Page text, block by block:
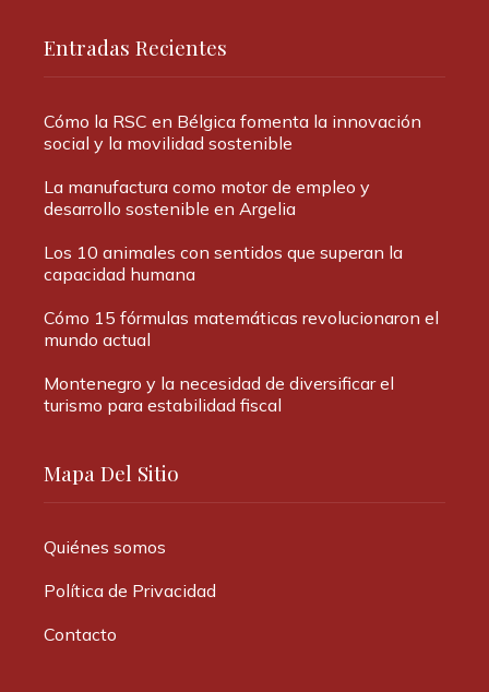
Entradas Recientes
Cómo la RSC en Bélgica fomenta la innovación
social y la movilidad sostenible
La manufactura como motor de empleo y
desarrollo sostenible en Argelia
Los 10 animales con sentidos que superan la
capacidad humana
Cómo 15 fórmulas matemáticas revolucionaron el
mundo actual
Montenegro y la necesidad de diversificar el
turismo para estabilidad fiscal
Mapa Del Sitio
Quiénes somos
Política de Privacidad
Contacto